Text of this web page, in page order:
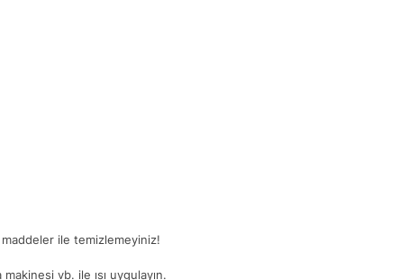
ile temizlemeyiniz!
vb. ile ısı uygulayın.